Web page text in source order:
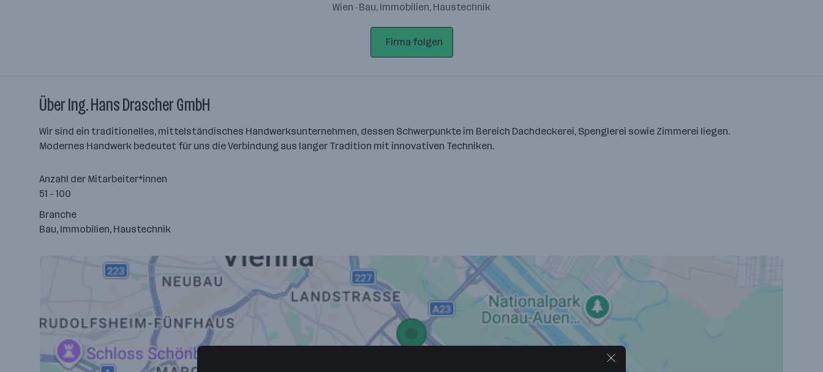
Wien · Bau, Immobilien, Haustechnik
Firma folgen
Über Ing. Hans Drascher GmbH
Wir sind ein traditionelles, mittelständisches Handwerksunternehmen, dessen Schwerpunkte im Bereich Dachdeckerei, Spenglerei sowie Zimmerei liegen.
Modernes Handwerk bedeutet für uns die Verbindung aus langer Tradition mit innovativen Techniken.
Anzahl der Mitarbeiter*innen
51 - 100
Branche
Bau, Immobilien, Haustechnik